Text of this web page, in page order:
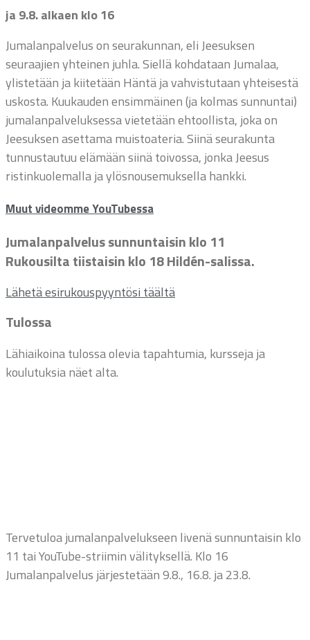
ja 9.8. alkaen klo 16
Jumalanpalvelus on seurakunnan, eli Jeesuksen
seuraajien yhteinen juhla. Siellä kohdataan Jumalaa,
ylistetään ja kiitetään Häntä ja vahvistutaan yhteisestä
uskosta. Kuukauden ensimmäinen (ja kolmas sunnuntai)
jumalanpalveluksessa vietetään ehtoollista, joka on
Jeesuksen asettama muistoateria. Siinä seurakunta
tunnustautuu elämään siinä toivossa, jonka Jeesus
ristinkuolemalla ja ylösnousemuksella hankki.
Muut videomme YouTubessa
Jumalanpalvelus sunnuntaisin klo 11
Rukousilta tiistaisin klo 18 Hildén-salissa.
Lähetä esirukouspyyntösi täältä
Tulossa
Lähiaikoina tulossa olevia tapahtumia, kursseja ja
koulutuksia näet alta.
Tervetuloa jumalanpalvelukseen livenä sunnuntaisin klo
11 tai YouTube-striimin välityksellä. Klo 16
Jumalanpalvelus järjestetään 9.8., 16.8. ja 23.8.